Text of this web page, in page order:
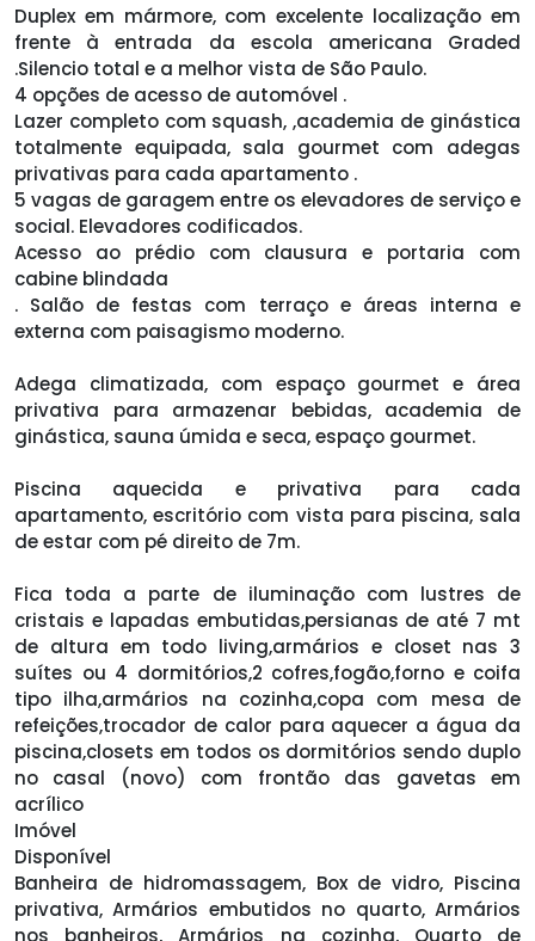
Duplex em mármore, com excelente localização em
frente à entrada da escola americana Graded
.Silencio total e a melhor vista de São Paulo.
4 opções de acesso de automóvel .
Lazer completo com squash, ,academia de ginástica
totalmente equipada, sala gourmet com adegas
privativas para cada apartamento .
5 vagas de garagem entre os elevadores de serviço e
social. Elevadores codificados.
Acesso ao prédio com clausura e portaria com
cabine blindada
. Salão de festas com terraço e áreas interna e
externa com paisagismo moderno.
Adega climatizada, com espaço gourmet e área
privativa para armazenar bebidas, academia de
ginástica, sauna úmida e seca, espaço gourmet.
Piscina aquecida e privativa para cada
apartamento, escritório com vista para piscina, sala
de estar com pé direito de 7m.
Fica toda a parte de iluminação com lustres de
cristais e lapadas embutidas,persianas de até 7 mt
de altura em todo living,armários e closet nas 3
suítes ou 4 dormitórios,2 cofres,fogão,forno e coifa
tipo ilha,armários na cozinha,copa com mesa de
refeições,trocador de calor para aquecer a água da
piscina,closets em todos os dormitórios sendo duplo
no casal (novo) com frontão das gavetas em
acrílico
Imóvel
Disponível
Banheira de hidromassagem, Box de vidro, Piscina
privativa, Armários embutidos no quarto, Armários